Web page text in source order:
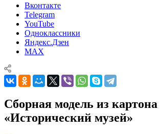
Вконтакте
Telegram
YouTube
Одноклассники
Яндекс.Дзен
MAX
Сборная модель из картона
«Исторический музей»